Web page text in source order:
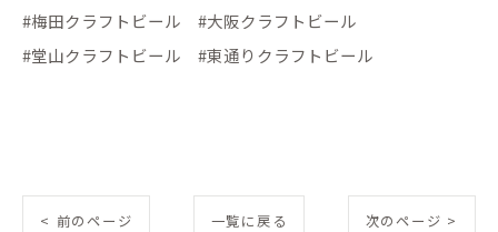
#梅田クラフトビール #大阪クラフトビール
#堂山クラフトビール #東通りクラフトビール
< 前のページ 一覧に戻る 次のページ >